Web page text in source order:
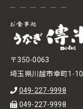
〒350-0063
埼玉県川越市幸町1-10
049-227-9998
049-227-9998